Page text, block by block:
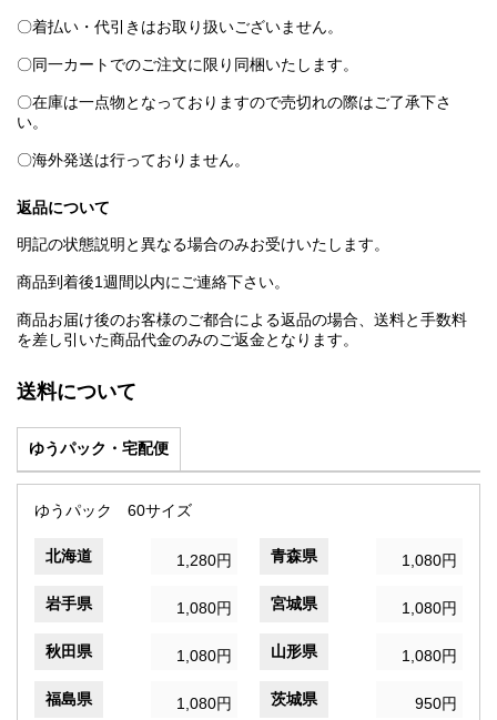
〇着払い・代引きはお取り扱いございません。
〇同一カートでのご注文に限り同梱いたします。
〇在庫は一点物となっておりますので売切れの際はご了承下さ
い。
〇海外発送は行っておりません。
返品について
明記の状態説明と異なる場合のみお受けいたします。
商品到着後1週間以内にご連絡下さい。
商品お届け後のお客様のご都合による返品の場合、送料と手数料
を差し引いた商品代金のみのご返金となります。
送料について
ゆうパック・宅配便
ゆうパック 60サイズ
北海道 1,280円 青森県 1,080円
岩手県 1,080円 宮城県 1,080円
秋田県 1,080円 山形県 1,080円
福島県 1,080円 茨城県 950円